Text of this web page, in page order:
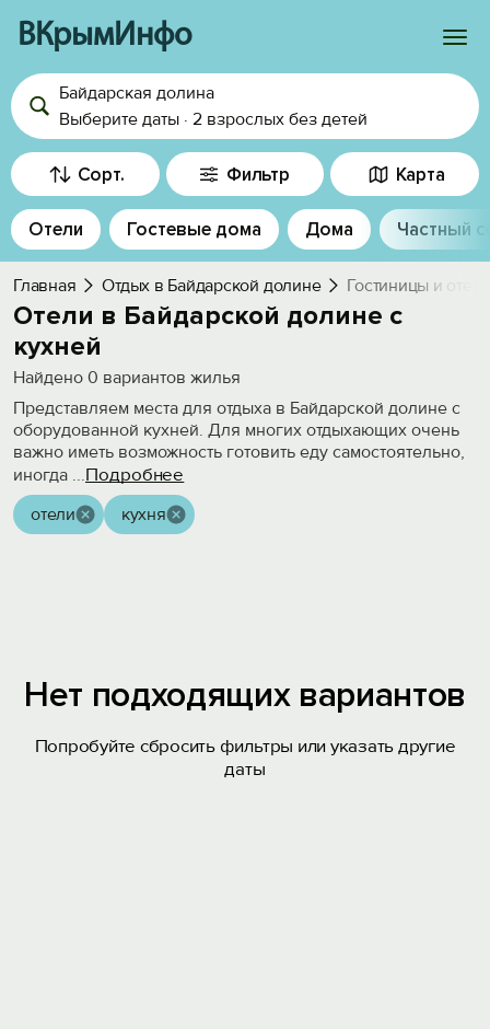
ВКрымИнфо
Войти
Избранное
История просмотра
Добавить свой объект
Байдарская долина
Выберите даты · 2 взрослых без детей
Сорт. Фильтр Карта
Отели Гостевые дома Дома Частный
Главная Отдых в Байдарской долине Гостиницы и
Отели в Байдарской долине с
кухней
Найдено 0 вариантов жилья
Представляем места для отдыха в Байдарской долине с
оборудованной кухней. Для многих отдыхающих очень
важно иметь возможность готовить еду самостоятельно,
иногда ...Подробнее
отели кухня
Нет подходящих вариантов
Попробуйте сбросить фильтры или указать другие
даты